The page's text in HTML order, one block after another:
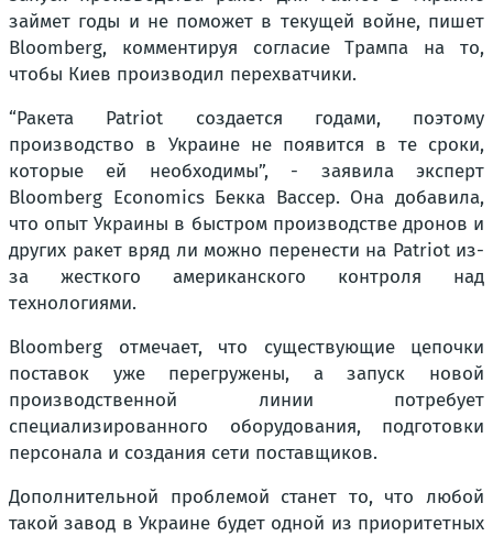
займет годы и не поможет в текущей войне, пишет
Bloomberg, комментируя согласие Трампа на то,
чтобы Киев производил перехватчики.
“Ракета Patriot создается годами, поэтому
производство в Украине не появится в те сроки,
которые ей необходимы”, - заявила эксперт
Bloomberg Economics Бекка Вассер. Она добавила,
что опыт Украины в быстром производстве дронов и
других ракет вряд ли можно перенести на Patriot из-
за жесткого американского контроля над
технологиями.
Bloomberg отмечает, что существующие цепочки
поставок уже перегружены, а запуск новой
производственной линии потребует
специализированного оборудования, подготовки
персонала и создания сети поставщиков.
Дополнительной проблемой станет то, что любой
такой завод в Украине будет одной из приоритетных